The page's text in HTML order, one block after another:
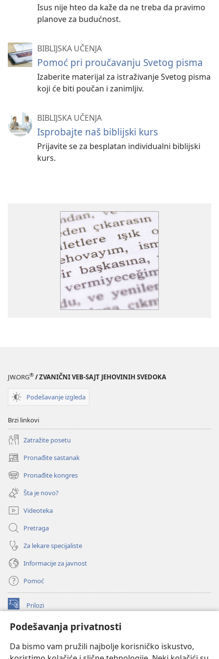
Podešavanja privatnosti
Da bismo vam pružili najbolje korisničko iskustvo,
Isus nije hteo da kaže da ne treba da pravimo
planove za budućnost.
BIBLIJSKA UČENJA
Pomoć pri proučavanju Svetog pisma
Izaberite materijal za istraživanje Svetog pisma
koji će biti poučan i zanimljiv.
BIBLIJSKA UČENJA
Isprobajte naš biblijski kurs
Prijavite se za besplatan individualni biblijski
kurs.
JW.ORG® / ZVANIČNI VEB-SAJT JEHOVINIH SVEDOKA
Podešavanje izgleda
Brzi linkovi
Zatražite posetu
Pronađite sastanak
(otvara
novi
prozor)
Pronađite kongres
(otvara
novi
prozor)
Šta je novo?
Videoteka
Pretraga
Za lekare specijaliste
Informacije za javnost
Pomoć
Prilozi
(otvara
prozor)ONLAJN BIBLIOTEKA Watchtower
novi
prozor)JW Hub